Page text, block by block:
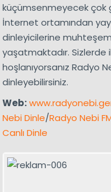
küçümsenmeyecek çok
İnternet ortamından
dinleyicilerine
yaşatmaktadır. Sizlerde
hoşlanıyorsanız Radyo
dinleyebilirsiniz.
Web:
Nebi Dinle/Radyo Nebi
Canlı Dinle